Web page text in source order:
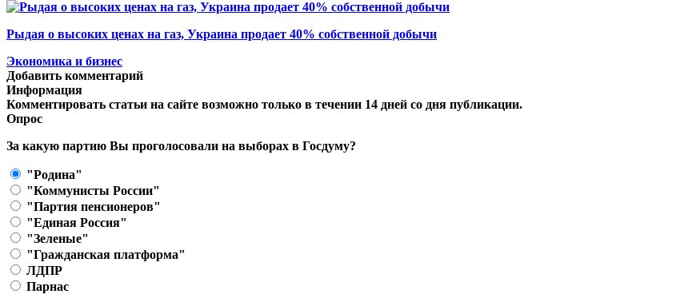
Рыдая о высоких ценах на газ, Украина продает 40% собственной добычи
Экономика и бизнес
Добавить комментарий
Информация
Комментировать статьи на сайте возможно только в течении 14 дней со дня публикации.
Опрос
За какую партию Вы проголосовали на выборах в Госдуму?
"Родина"
"Коммунисты России"
"Партия пенсионеров"
"Единая Россия"
"Зеленые"
"Гражданская платформа"
ЛДПР
Парнас